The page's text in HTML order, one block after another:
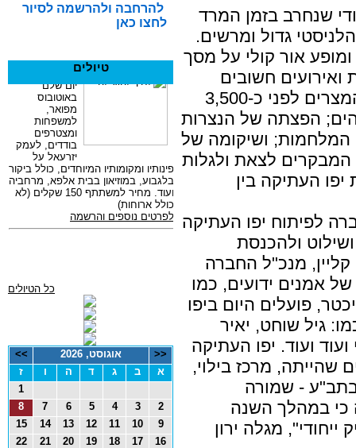
שנחרב בזמן המרד
גדול ומרשים.
אור קולי על מסך
ואירועים חשובים
שהתרחשו בעיר: כיבוד יפו על ידי המצרים לפני כ-3,500
הפצתה של הנצרות
המלחמות; ושיקומה של
המבקרים לצאת ולגלות
יפו העתיקה בין
לפיתוח יפו העתיקה
ולהכנסת
מנכ"ל החברה
של אמנים ידועים, כמו
פועלים היום ביפו
גיל שוחט, יאיר
ועוד. יפו העתיקה
שהייתה, מרכז בילוי,
- שמורה
כי במהלך השנה
מגלה ירון
להרחבה ולהרשמה לסיור
לחצו כאן
טיולים
כל הטיולים
<< אוגוסט, 2026
>>
א
ב ג ד ה ו
ז
1
2
3
4
5
6
7
8
9
10
11
12
13
14
15
16
17
18
19
20
21
22